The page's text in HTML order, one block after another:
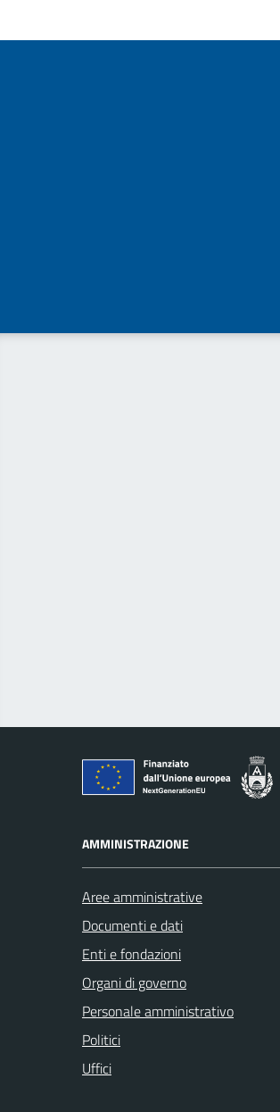
AMMINISTRAZIONE
Aree amministrative
Documenti e dati
Enti e fondazioni
Organi di governo
Personale amministrativo
Politici
Uffici